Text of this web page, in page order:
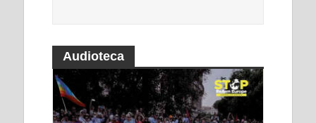
Audioteca